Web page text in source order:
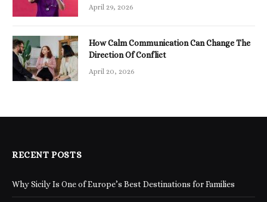
April 29, 2026
How Calm Communication Can Change The
Direction Of Conflict
April 20, 2026
RECENT POSTS
Why Sicily Is One of Europe’s Best Destinations for Families